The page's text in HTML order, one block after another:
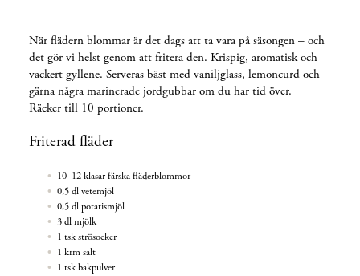
När flädern blommar är det dags att ta vara på säsongen – och
det gör vi helst genom att fritera den. Krispig, aromatisk och
vackert gyllene. Serveras bäst med vaniljglass, lemoncurd och
gärna några marinerade jordgubbar om du har tid över.
Räcker till 10 portioner.
Friterad fläder
10–12 klasar färska fläderblommor
0,5 dl vetemjöl
0,5 dl potatismjöl
3 dl mjölk
1 tsk strösocker
1 krm salt
1 tsk bakpulver